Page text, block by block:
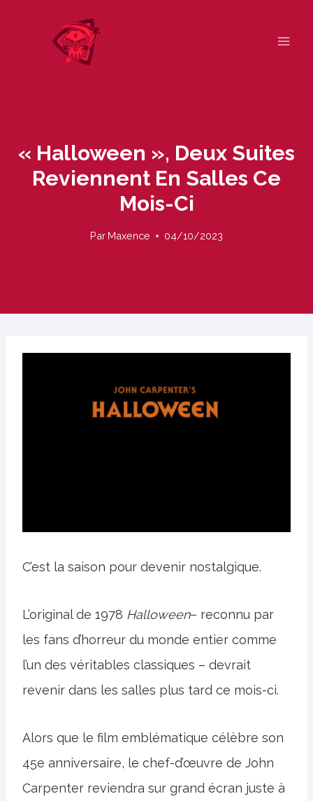
« Halloween », Deux Suites
Reviennent En Salles Ce
Mois-Ci
Par Maxence 04/10/2023
C’est la saison pour devenir nostalgique.
L’original de 1978 Halloween– reconnu par
les fans d’horreur du monde entier comme
l’un des véritables classiques – devrait
revenir dans les salles plus tard ce mois-ci.
Alors que le film emblématique célèbre son
45e anniversaire, le chef-d’œuvre de John
Carpenter reviendra sur grand écran juste à